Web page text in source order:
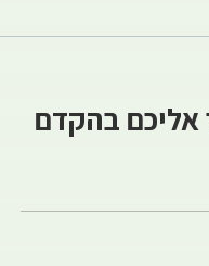
אליכם בהקדם